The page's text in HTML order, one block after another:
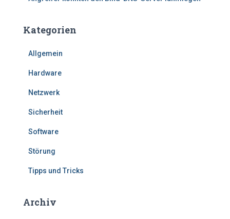
Kategorien
Allgemein
Hardware
Netzwerk
Sicherheit
Software
Störung
Tipps und Tricks
Archiv